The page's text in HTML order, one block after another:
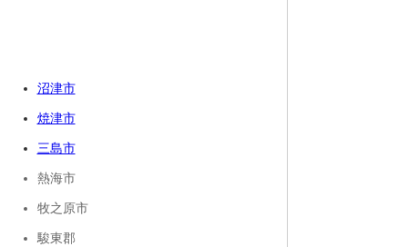
沼津市
焼津市
三島市
熱海市
牧之原市
駿東郡